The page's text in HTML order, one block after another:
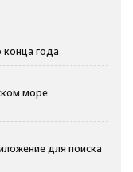
конца года
море
для поиска